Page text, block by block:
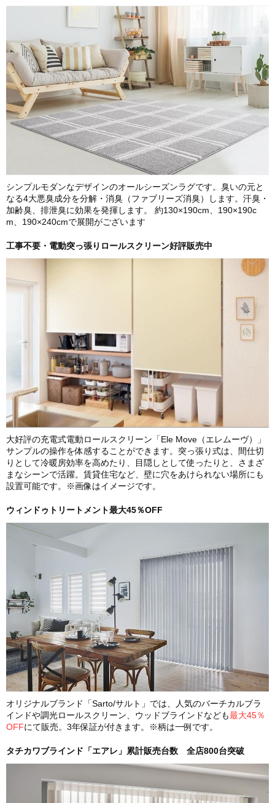
シンプルモダンなデザインのオールシーズンラグです。臭いの元と
なる4大悪臭成分を分解・消臭（ファブリーズ消臭）します。汗臭・
加齢臭、排泄臭に効果を発揮します。 約130×190cm、190×190c
m、190×240cmで展開がございます
工事不要・電動突っ張りロールスクリーン好評販売中
大好評の充電式電動ロールスクリーン「Ele Move（エレムーヴ）」
サンプルの操作を体感することができます。突っ張り式は、間仕切
りとして冷暖房効率を高めたり、目隠しとして使ったりと、さまざ
まなシーンで活躍。賃貸住宅など、壁に穴をあけられない場所にも
設置可能です。※画像はイメージです。
ウィンドゥトリートメント最大45％OFF
オリジナルブランド「Sarto/サルト」では、人気のバーチカルブラ
インドや調光ロールスクリーン、ウッドブラインドなども最大45％
OFFにて販売。3年保証が付きます。※柄は一例です。
タチカワブラインド「エアレ」累計販売台数 全店800台突破